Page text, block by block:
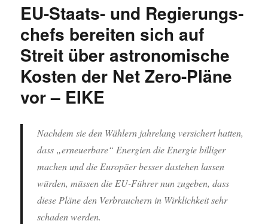
EU-Staats- und Regierungs­
chefs bereiten sich auf
Streit über astrono­mische
Kosten der Net Zero-Pläne
vor – EIKE
Nachdem sie den Wählern jahrelang versichert hatten,
dass „erneuerbare“ Energien die Energie billiger
machen und die Europäer besser dastehen lassen
würden, müssen die EU-Führer nun zugeben, dass
diese Pläne den Verbrauchern in Wirklichkeit sehr
schaden werden.